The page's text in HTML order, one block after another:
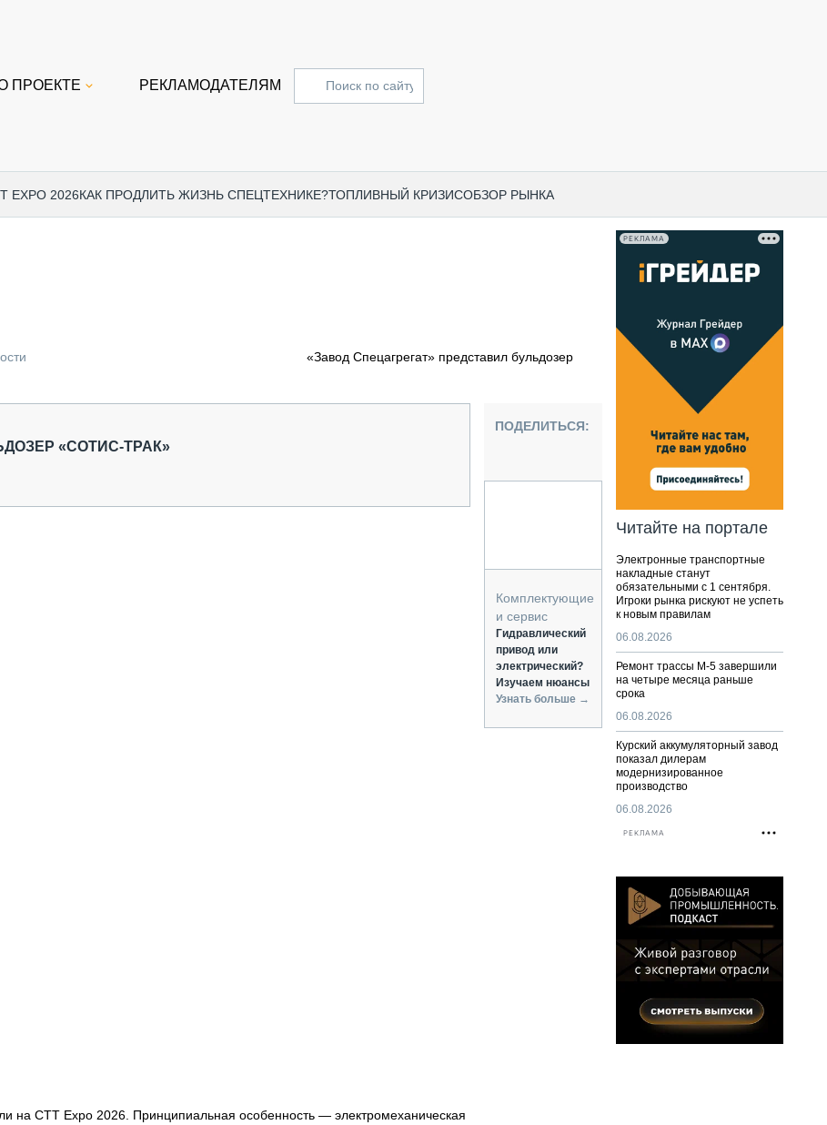
ПРОЕКТЕ РЕКЛАМОДАТЕЛЯМ
EXPO 2026КАК ПРОДЛИТЬ ЖИЗНЬ СПЕЦТЕХНИКЕ?ТОПЛИВНЫЙ КРИЗИСОБЗОР РЫНКА
ПОДЪЁМНАЯ ТЕХНИКА
ПАССАЖИРСКИЙ ТРАНСПОРТ
«Завод Спецагрегат» представил бульдозер
«СОТИС-ТРАК»
на CTT Expo 2026. Принципиальная особенность — электромеханическая
ПОДЕЛИТЬСЯ:
Комплектующие
и сервис
Гидравлический
привод или
электрический?
Изучаем нюансы
Узнать больше →
РЕКЛАМА
Читайте на портале
Электронные транспортные
накладные станут
обязательными с 1 сентября.
Игроки рынка рискуют не успеть
к новым правилам
06.08.2026
Ремонт трассы М-5 завершили
на четыре месяца раньше
срока
06.08.2026
Курский аккумуляторный завод
показал дилерам
модернизированное
производство
06.08.2026
РЕКЛАМА